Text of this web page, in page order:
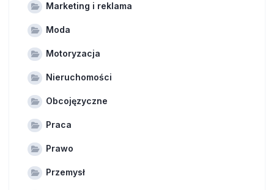
Marketing i reklama
Moda
Motoryzacja
Nieruchomości
Obcojęzyczne
Praca
Prawo
Przemysł